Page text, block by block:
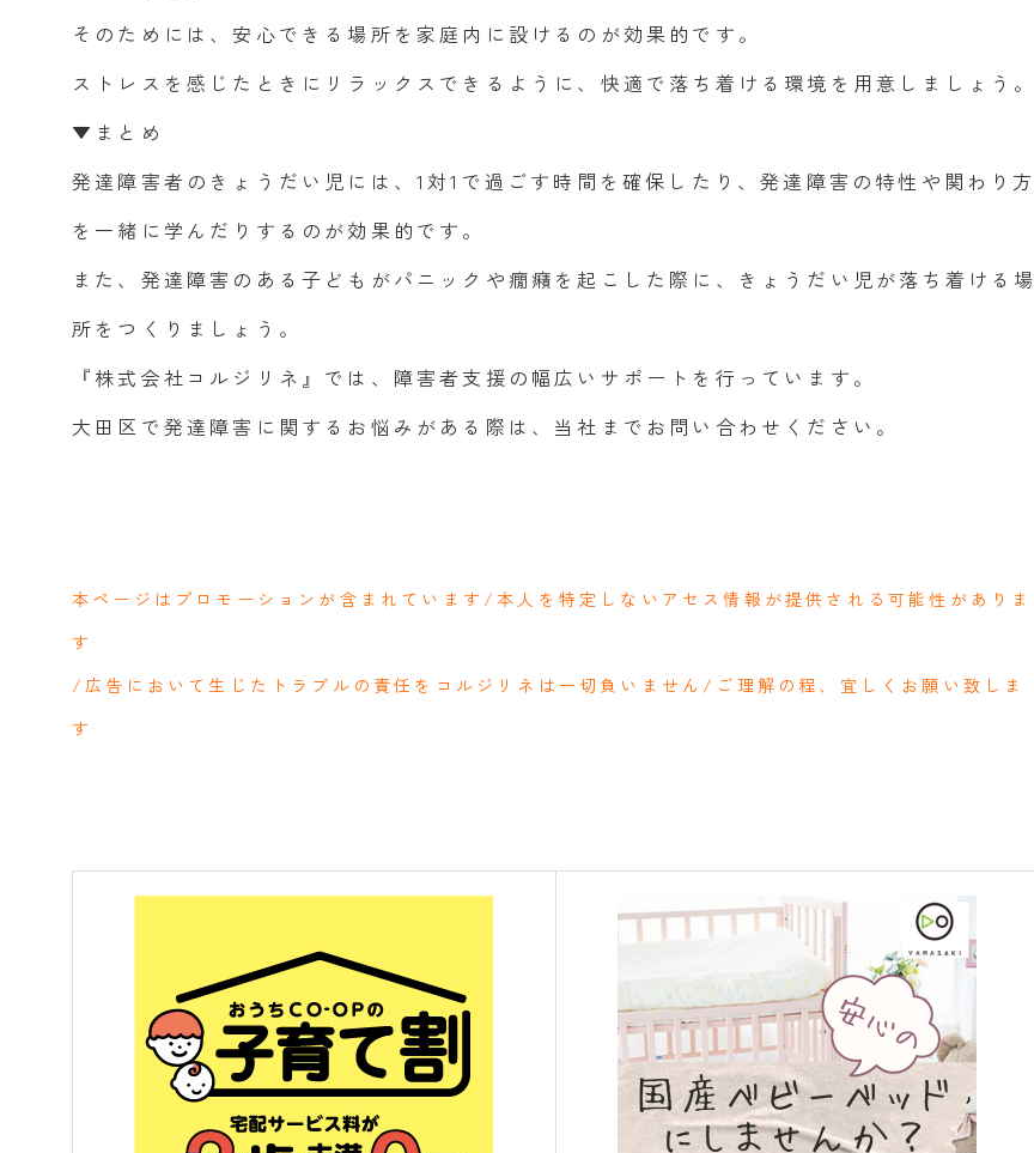
そのためには、安心できる場所を家庭内に設けるのが効果的です。
ストレスを感じたときにリラックスできるように、快適で落ち着ける環境を用意しましょう。
▼まとめ
発達障害者のきょうだい児には、1対1で過ごす時間を確保したり、発達障害の特性や関わり方
を一緒に学んだりするのが効果的です。
また、発達障害のある子どもがパニックや癇癪を起こした際に、きょうだい児が落ち着ける場
所をつくりましょう。
『株式会社コルジリネ』では、障害者支援の幅広いサポートを行っています。
大田区で発達障害に関するお悩みがある際は、当社までお問い合わせください。
本ページはプロモーションが含まれています/本人を特定しないアセス情報が提供される可能性がありま
す
/広告において生じたトラブルの責任をコルジリネは一切負いません/ご理解の程、宜しくお願い致しま
す